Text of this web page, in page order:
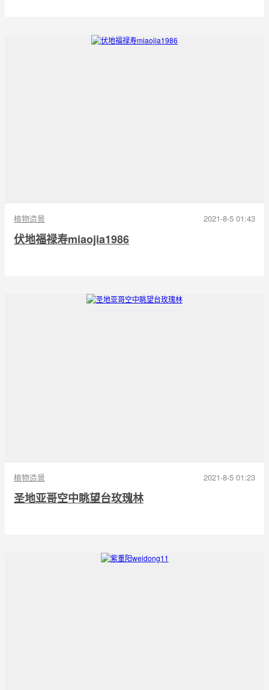
植物造景 2021-8-5 01:43
伏地福禄寿miaojia1986
植物造景 2021-8-5 01:23
圣地亚哥空中眺望台玫瑰林